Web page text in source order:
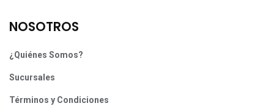
NOSOTROS
¿Quiénes Somos?
Sucursales
Términos y Condiciones